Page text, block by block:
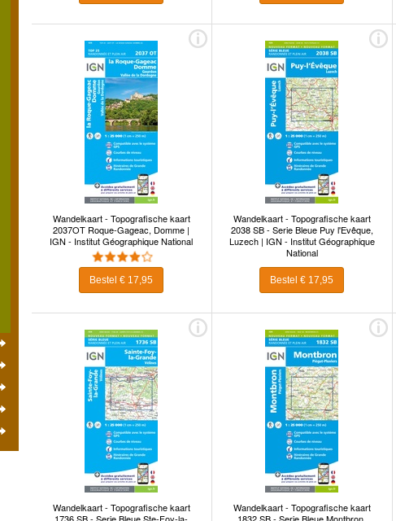
Wandelkaart - Topografische kaart
2037OT Roque-Gageac, Domme |
IGN - Institut Géographique National
Bestel € 17,95
Wandelkaart - Topografische kaart
2038 SB - Serie Bleue Puy l'Evêque,
Luzech | IGN - Institut Géographique
National
Bestel € 17,95
Wandelkaart - Topografische kaart
1736 SB - Serie Bleue Ste-Foy-la-
Wandelkaart - Topografische kaart
1832 SB - Serie Bleue Montbron,